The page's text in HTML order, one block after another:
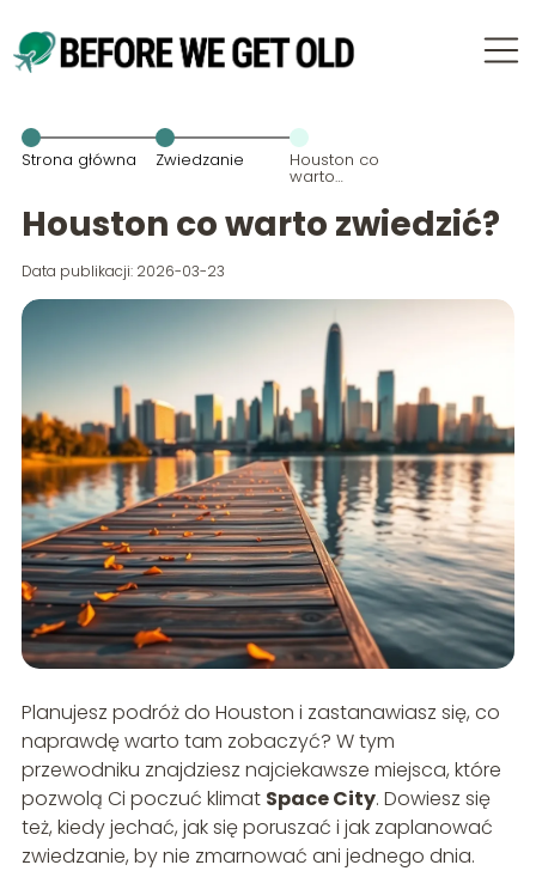
Strona główna Zwiedzanie Houston co
warto
Houston co warto zwiedzić?
Data publikacji: 2026-03-23
Planujesz podróż do Houston i zastanawiasz się, co
naprawdę warto tam zobaczyć? W tym
przewodniku znajdziesz najciekawsze miejsca, które
pozwolą Ci poczuć klimat Space City. Dowiesz się
też, kiedy jechać, jak się poruszać i jak zaplanować
zwiedzanie, by nie zmarnować ani jednego dnia.